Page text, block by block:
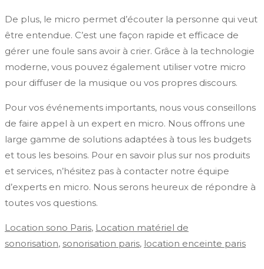
De plus, le micro permet d’écouter la personne qui veut
être entendue. C’est une façon rapide et efficace de
gérer une foule sans avoir à crier. Grâce à la technologie
moderne, vous pouvez également utiliser votre micro
pour diffuser de la musique ou vos propres discours.
Pour vos événements importants, nous vous conseillons
de faire appel à un expert en micro. Nous offrons une
large gamme de solutions adaptées à tous les budgets
et tous les besoins. Pour en savoir plus sur nos produits
et services, n’hésitez pas à contacter notre équipe
d’experts en micro. Nous serons heureux de répondre à
toutes vos questions.
Location sono Paris, Location matériel de
sonorisation, sonorisation paris, location enceinte paris